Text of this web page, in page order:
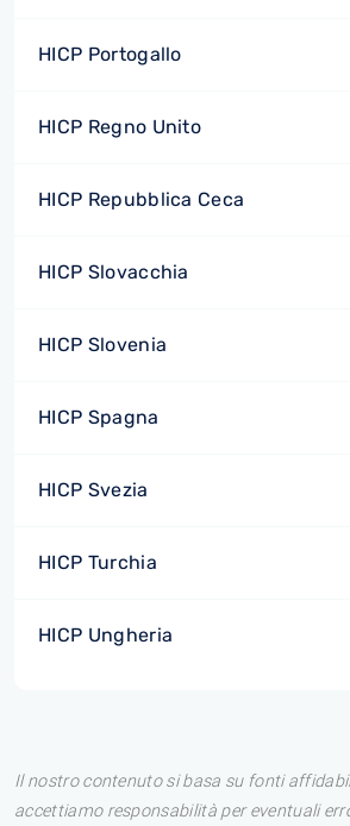
HICP Portogallo
HICP Regno Unito
HICP Repubblica Ceca
HICP Slovacchia
HICP Slovenia
HICP Spagna
HICP Svezia
HICP Turchia
HICP Ungheria
Il nostro contenuto si basa su fonti
accettiamo responsabilità per eventuali